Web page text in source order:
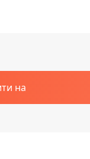
на